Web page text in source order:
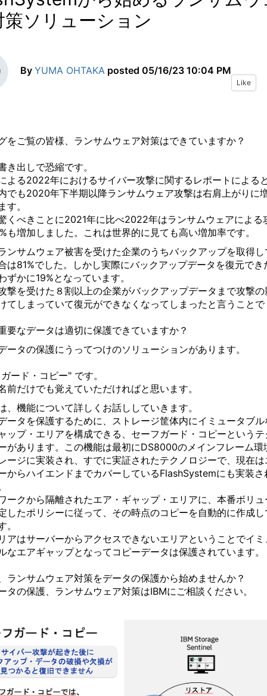
策ソリューション
By YUMA OHTAKA posted 05/16/23 10:04 PM
Like
をご覧の皆様、ランサムウェア対策はできていますか？
き出しで恐縮です。
よる2022年におけるサイバー攻撃に関するレポートによる
でも2020年下半期以降ランサムウェア攻撃は右肩上がりに
す。
くべきことに2021年に比べ2022年はランサムウェアによる
も増加しました。これは世界的に見ても高い増加率です。
ンサムウェア被害を受けた企業のうちバックアップを取得し
は81%でした。しかし実際にバックアップデータを復元でき
ずかに19%となっています。
撃を受けた８割以上の企業がバックアップデータまで攻撃の
てしまっていて復元ができなくなってしまったと言うことで
要なデータは適切に保護できていますか？
ータの保護にうってつけのソリューションがあります。
ード・コピー" です。
前だけでも覚えていただければと思います。
、機能について詳しくお話ししていきます。
ータを保護するために、ストレージ筐体内にイミュータブル
ップ・エリアを構成できる、セーフガード・コピーというテ
があります。 この機能は最初にDS8000のメインフレーム環
ージに実装され、すでに実証されたテクノロジーで、現在は
からハイエンドまでカバーしているFlashSystemにも実装さ
ークから隔離されたエア・ギャップ・エリアに、本番ボリュ
したポリシーに従って、その時点のコピーを自動的に作成し
。
アはサーバーからアクセスできないエリアということでイミ
なエアギャップとなってコピーデータは保護されています。
ランサムウェア対策をデータの保護から始めませんか？
タの保護、ランサムウェア対策はIBMにご相談ください。